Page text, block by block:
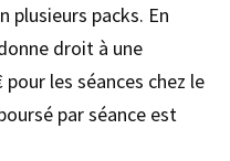
plusieurs packs. En
droit à une
les séances chez le
par séance est